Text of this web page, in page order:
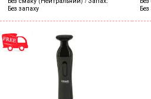
Без запаху